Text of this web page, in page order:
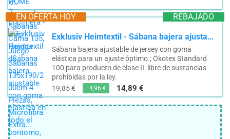
REBAJADO
EN OFERTA HOY
Exklusiv Heimtextil - Sábana bajera ajustable con goma elástica en todo el contorno, 100 %...
Sábana bajera ajustable de jersey con goma
elástica para un ajuste óptimo.; Ökotex Standard
100 para producto de clase II: libre de sustancias
prohibidas por la ley.
19,85 €
−4,96 € 14,89 €